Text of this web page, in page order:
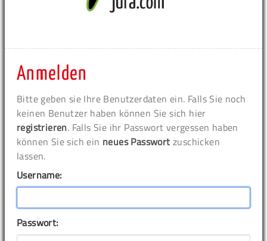
Anmelden
Bitte geben sie Ihre Benutzerdaten ein. Falls Sie noch
keinen Benutzer haben können Sie sich hier
registrieren. Falls Sie ihr Passwort vergessen haben
können Sie sich ein neues Passwort zuschicken
lassen.
Username:
Passwort: